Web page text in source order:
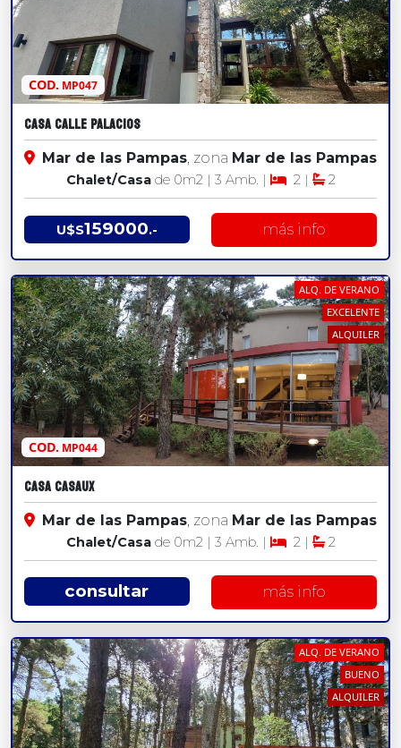
COD.MP047
CASA CALLE PALACIOS
Mar de las Pampas, zona Mar de las Pampas
Chalet/Casade 0m2| 3 Amb. | 2 | 2
U$S159000.- más info
COD.MP044
ALQ. DE VERANO
EXCELENTE
ALQUILER
CASA CASAUX
Mar de las Pampas, zona Mar de las Pampas
Chalet/Casade 0m2| 3 Amb. | 2 | 2
consultar más info
ALQ. DE VERANO
BUENO
ALQUILER